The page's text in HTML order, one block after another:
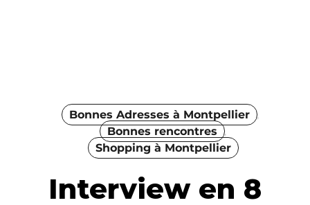
Bonnes Adresses à Montpellier
Bonnes rencontres
Shopping à Montpellier
Interview en 8